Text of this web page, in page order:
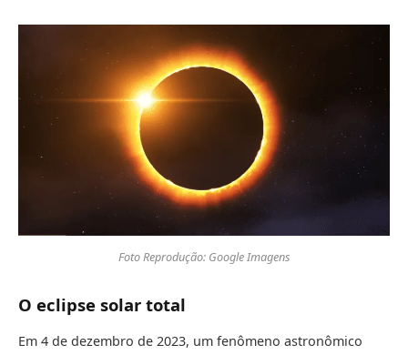
Foto Reprodução: Google Imagens
O eclipse solar total
Em 4 de dezembro de 2023, um fenômeno astronômico